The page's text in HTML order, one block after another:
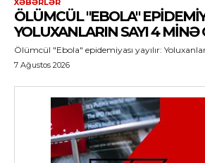
XƏBƏRLƏR
ÖLÜMCÜL "EBOLA"
YOLUXANLARIN SAYI 4 MINƏ
Ölümcül "Ebola" epidemiyası yayılır:
7 Ağustos 2026